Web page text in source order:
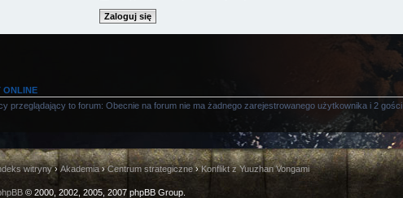
ONLINE
przeglądający to forum: Obecnie na forum nie ma żadnego zarejestrowanego użytkownika i 2 gości
witryny› Akademia›Centrum strategiczne›Konflikt z Yuuzhan Vongami
© 2000, 2002, 2005, 2007 phpBB Group.